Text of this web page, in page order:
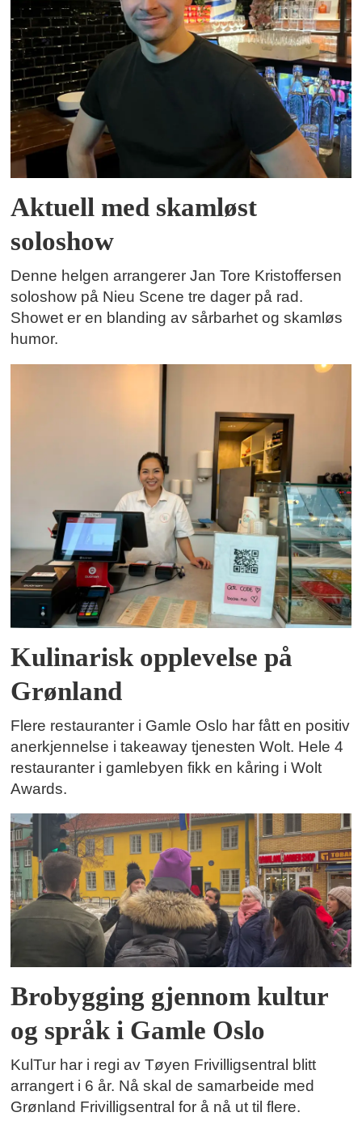
Aktuell med skamløst
soloshow
Denne helgen arrangerer Jan Tore Kristoffersen
soloshow på Nieu Scene tre dager på rad.
Showet er en blanding av sårbarhet og skamløs
humor.
Kulinarisk opplevelse på
Grønland
Flere restauranter i Gamle Oslo har fått en positiv
anerkjennelse i takeaway tjenesten Wolt. Hele 4
restauranter i gamlebyen fikk en kåring i Wolt
Awards.
Brobygging gjennom kultur
og språk i Gamle Oslo
KulTur har i regi av Tøyen Frivilligsentral blitt
arrangert i 6 år. Nå skal de samarbeide med
Grønland Frivilligsentral for å nå ut til flere.